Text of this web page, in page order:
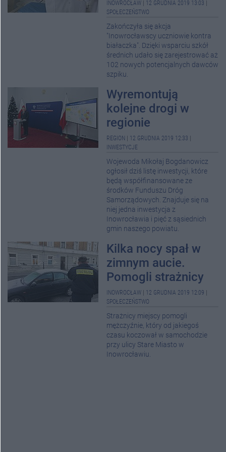
INOWROCŁAW 12 GRUDNIA 2019 13:03
SPOŁECZEŃSTWO
Zakończyła się akcja
"Inowrocławscy uczniowie kontra
białaczka". Dzięki wsparciu szkół
średnich udało się zarejestrować aż
102 nowych potencjalnych dawców
szpiku.
Wyremontują
kolejne drogi w
regionie
REGION 12 GRUDNIA 2019 12:33
INWESTYCJE
Wojewoda Mikołaj Bogdanowicz
ogłosił dziś listę inwestycji, które
będą współfinansowane ze
środków Funduszu Dróg
Samorządowych. Znajduje się na
niej jedna inwestycja z
Inowrocławia i pięć z sąsiednich
gmin naszego powiatu.
Kilka nocy spał w
zimnym aucie.
Pomogli strażnicy
INOWROCŁAW 12 GRUDNIA 2019 12:09
SPOŁECZEŃSTWO
Strażnicy miejscy pomogli
mężczyźnie, który od jakiegoś
czasu koczował w samochodzie
przy ulicy Stare Miasto w
Inowrocławiu.